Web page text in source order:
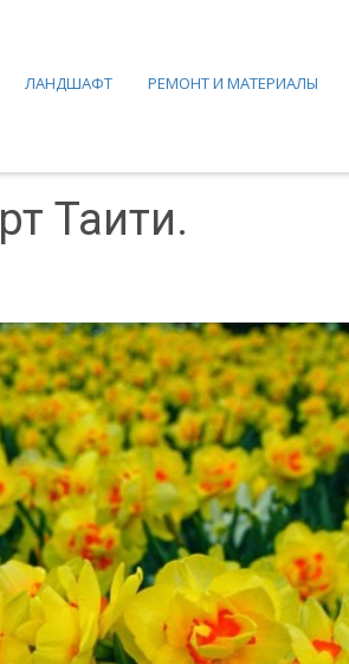
ЛАНДШАФТ РЕМОНТ И МАТЕРИАЛЫ
Таити.